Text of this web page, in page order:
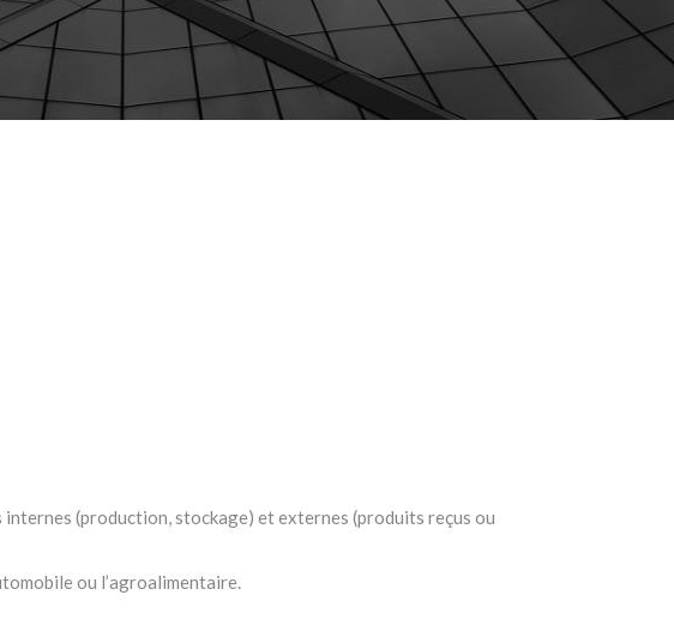
(production, stockage) et externes (produits reçus ou
ou l’agroalimentaire.